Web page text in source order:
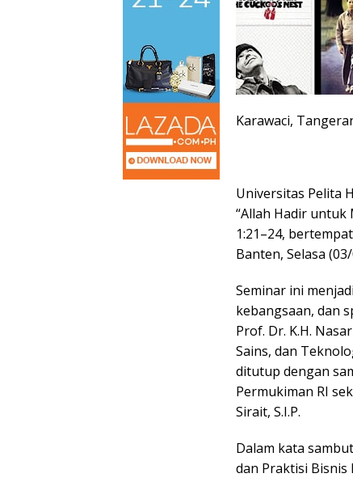
Karawaci,
Universitas Pelita
“Allah Hadir untuk
1:21–24,
Banten, Selasa
Seminar ini
kebangsaan, dan
Prof. Dr. K.H.
Sains, dan
ditutup dengan
Permukiman RI
Sirait, S.I.P.
Dalam kata
dan Praktisi Bisnis